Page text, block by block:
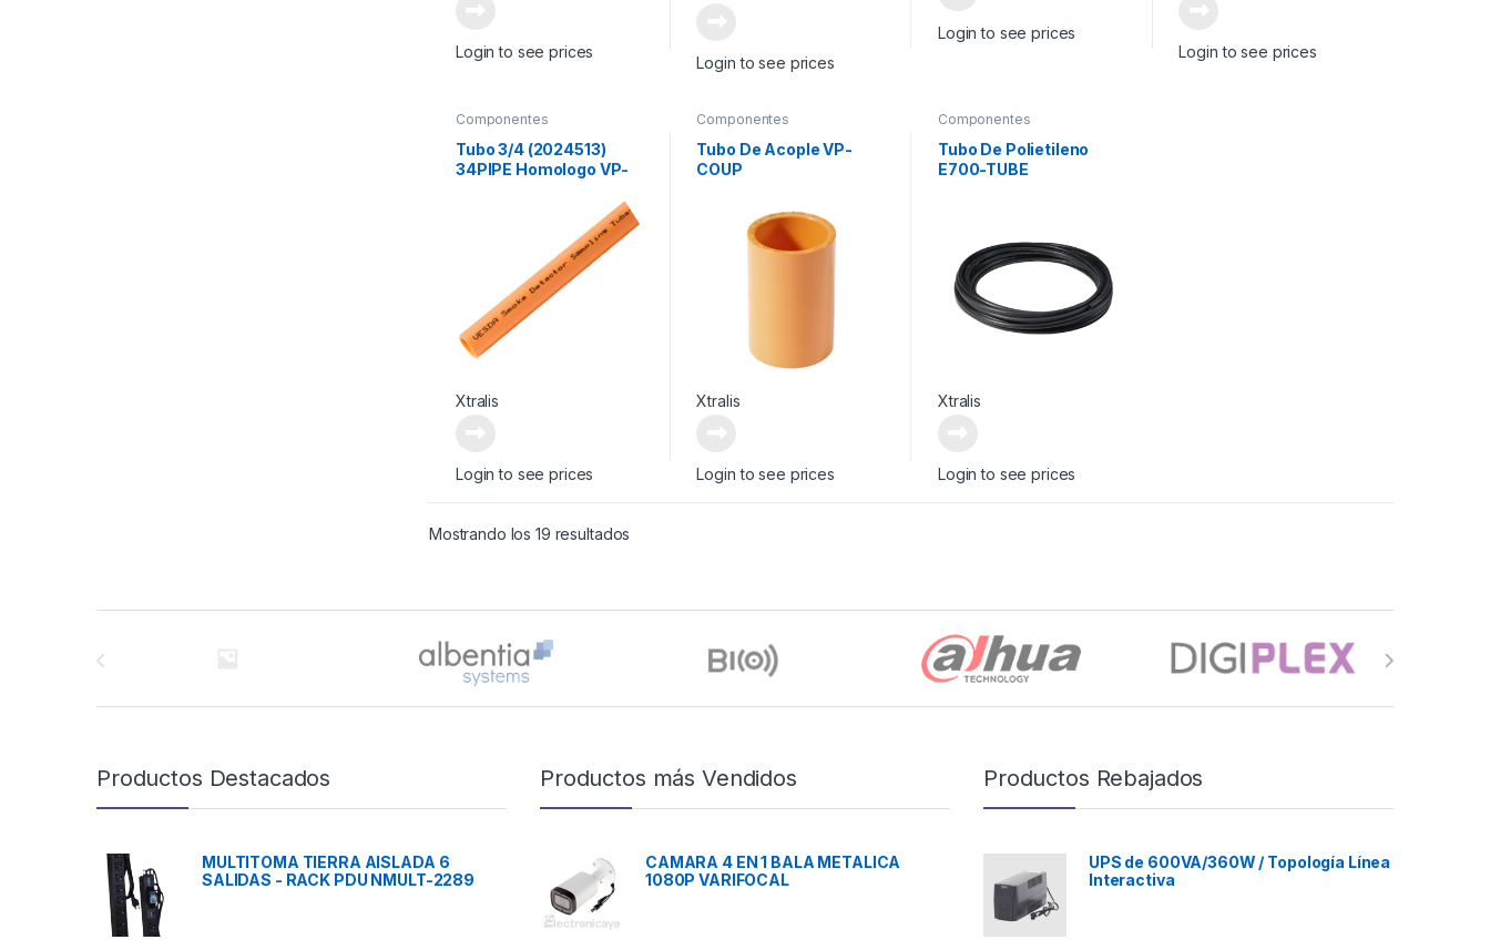
Login to see prices
Login to see prices
Login to see prices
Login to see prices
Componentes
Tubo 3/4 (2024513)
34PIPE Homologo VP-
Xtralis
Login to see prices
Componentes
Tubo De Acople VP-
COUP
Xtralis
Login to see prices
Componentes
Tubo De Polietileno
E700-TUBE
Xtralis
Login to see prices
Mostrando los 19 resultados
Productos Destacados
MULTITOMA TIERRA AISLADA 6
SALIDAS - RACK PDU NMULT-2289
Productos más Vendidos
CAMARA 4 EN 1 BALA METALICA
1080P VARIFOCAL
Productos Rebajados
UPS de 600VA/360W / Topología Línea
Interactiva